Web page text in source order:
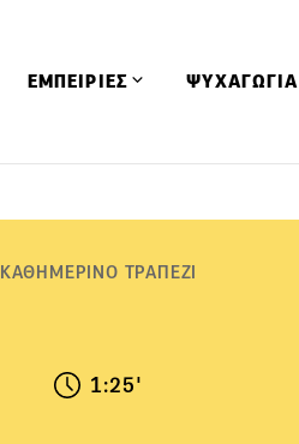
ΕΜΠΕΙΡΙΕΣ
Μαγαζιά
Ταξίδια
ΨΥΧΑΓΩΓΙΑ
Viral Videos
ΚΑΘΗΜΕΡΙΝΟ ΤΡΑΠΕΖΙ
1:25'